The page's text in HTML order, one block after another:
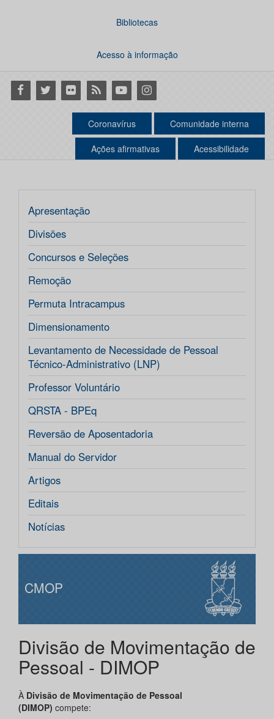
Bibliotecas
Acesso à informação
Facebook
Twitter Flickr RSS YoutubeInstagram
Coronavírus Comunidade interna
Ações afirmativas Acessibilidade
Apresentação
Divisões
Concursos e Seleções
Remoção
Permuta Intracampus
Dimensionamento
Levantamento de Necessidade de Pessoal
Técnico-Administrativo (LNP)
Professor Voluntário
QRSTA - BPEq
Reversão de Aposentadoria
Manual do Servidor
Artigos
Editais
Notícias
CMOP
Divisão de Movimentação de
Pessoal - DIMOP
À Divisão de Movimentação de Pessoal
(DIMOP) compete: